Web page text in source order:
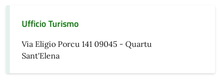
Ufficio Turismo
Via Eligio Porcu 141 09045 - Quartu
Sant'Elena